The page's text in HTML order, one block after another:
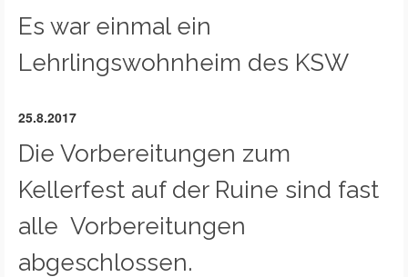
Es war einmal ein
Lehrlingswohnheim des KSW
25.8.2017
Die Vorbereitungen zum
Kellerfest auf der Ruine sind fast
alle Vorbereitungen
abgeschlossen.